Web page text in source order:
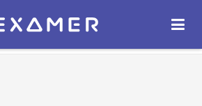
ЕГЭ 2027
ОТКРЫТЬ